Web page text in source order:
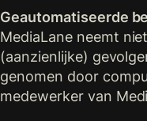
Geautomatiseerde
MediaLane neemt
(aanzienlijke)
genomen door
medewerker van